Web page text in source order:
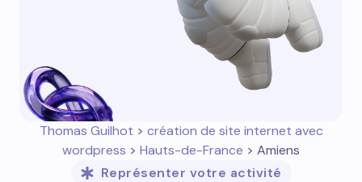
Thomas Guilhot > création de site internet avec
wordpress > Hauts-de-France > Amiens
Représenter votre activité